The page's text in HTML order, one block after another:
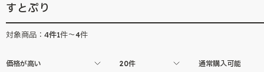
すとぷり
対象商品： 4件1件～4件
価格が高い 20件 通常購入可能